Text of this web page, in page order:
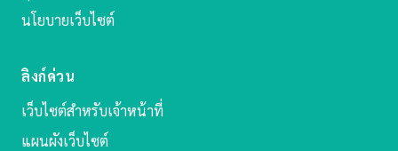
นโยบายเว็บไซต์
ลิงก์ด่วน
เว็บไซต์สำหรับเจ้าหน้าที่
แผนผังเว็บไซต์